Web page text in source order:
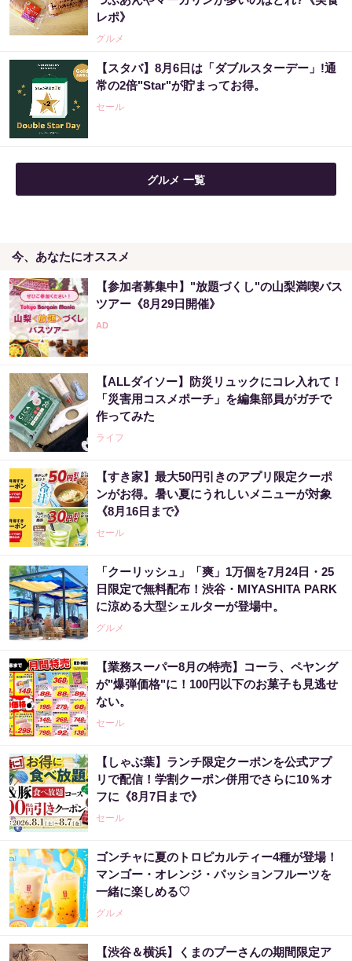
レポ》
グルメ
【スタバ】8月6日は「ダブルスターデー」!通
常の2倍"Star"が貯まってお得。
セール
グルメ 一覧
今、あなたにオススメ
【参加者募集中】"放題づくし"の山梨満喫バス
ツアー《8月29日開催》
【ALLダイソー】防災リュックにコレ入れて！
「災害用コスメポーチ」を編集部員がガチで
作ってみた
ライフ
【すき家】最大50円引きのアプリ限定クーポ
ンがお得。暑い夏にうれしいメニューが対象
《8月16日まで》
セール
「クーリッシュ」「爽」1万個を7月24日・25
日限定で無料配布！渋谷・MIYASHITA PARK
に涼める大型シェルターが登場中。
グルメ
【業務スーパー8月の特売】コーラ、ペヤング
が"爆弾価格"に！100円以下のお菓子も見逃せ
ない。
セール
【しゃぶ葉】ランチ限定クーポンを公式アプ
リで配信！学割クーポン併用でさらに10％オ
フに《8月7日まで》
セール
ゴンチャに夏のトロピカルティー4種が登場！
マンゴー・オレンジ・パッションフルーツを
一緒に楽しめる♡
グルメ
【渋谷＆横浜】くまのプーさんの期間限定ア